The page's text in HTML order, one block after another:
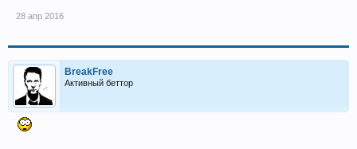
28 апр 2016
BreakFree
Активный беттор